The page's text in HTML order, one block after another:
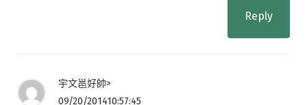
Reply
宇文邕好帥>
09/20/201410:57:45